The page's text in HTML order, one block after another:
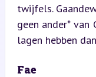
twijfels.
geen ander* van
lagen hebben
Fae